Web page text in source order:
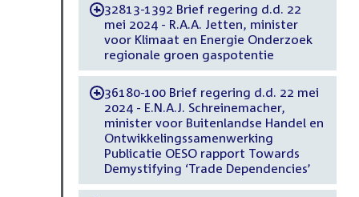
-32813-1392 Brief regering d.d. 22
mei 2024 - R.A.A. Jetten, minister
voor Klimaat en Energie Onderzoek
regionale groen gaspotentie
-36180-100 Brief regering d.d. 22 mei
2024 - E.N.A.J. Schreinemacher,
minister voor Buitenlandse Handel en
Ontwikkelingssamenwerking
Publicatie OESO rapport Towards
Demystifying ‘Trade Dependencies’